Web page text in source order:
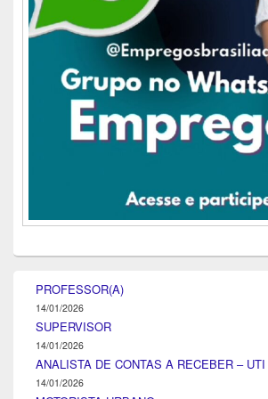
PROFESSOR(A)
14/01/2026
SUPERVISOR
14/01/2026
ANALISTA DE CONTAS A RECEBER – UTI
14/01/2026